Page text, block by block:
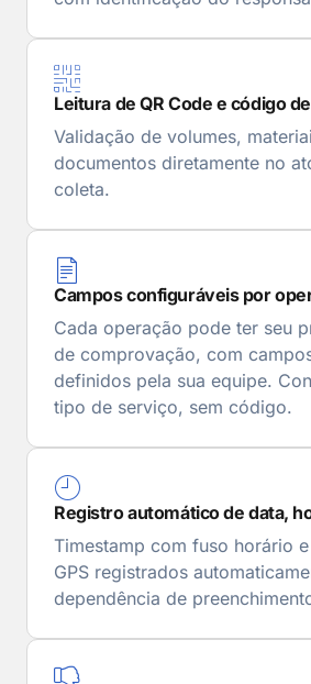
Leitura de QR Code e código
Validação de volumes,
documentos diretamente no
coleta.
Campos configuráveis por
Cada operação pode ter seu
de comprovação, com
definidos pela sua equipe.
tipo de serviço, sem código.
Registro automático de data,
Timestamp com fuso horário
GPS registrados
dependência de